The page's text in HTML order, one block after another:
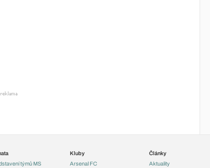
týmů MS
Kluby
Arsenal FC
Články
Aktuality